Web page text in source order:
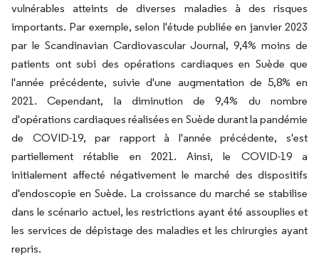
vulnérables atteints de diverses maladies à des risques
importants. Par exemple, selon l'étude publiée en janvier 2023
par le Scandinavian Cardiovascular Journal, 9,4% moins de
patients ont subi des opérations cardiaques en Suède que
l'année précédente, suivie d'une augmentation de 5,8% en
2021. Cependant, la diminution de 9,4% du nombre
d'opérations cardiaques réalisées en Suède durant la pandémie
de COVID-19, par rapport à l'année précédente, s'est
partiellement rétablie en 2021. Ainsi, le COVID-19 a
initialement affecté négativement le marché des dispositifs
d'endoscopie en Suède. La croissance du marché se stabilise
dans le scénario actuel, les restrictions ayant été assouplies et
les services de dépistage des maladies et les chirurgies ayant
repris.